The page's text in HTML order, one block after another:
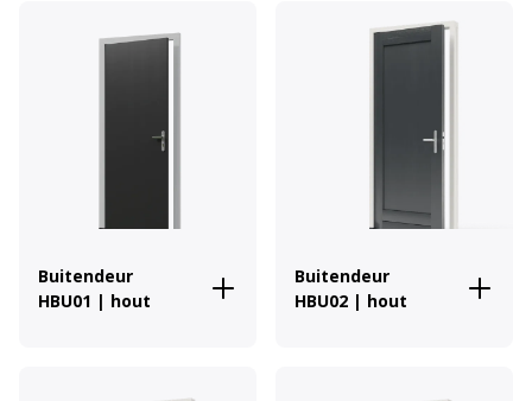
Buitendeur
HBU01 | hout
Buitendeur
HBU02 | hout